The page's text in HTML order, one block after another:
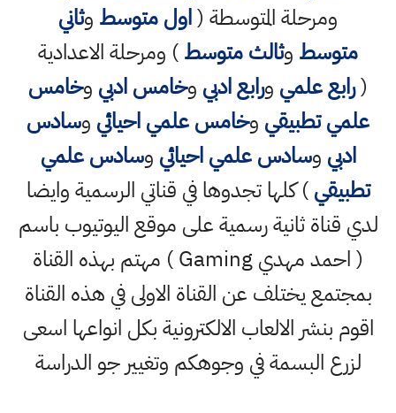
ومرحلة المتوسطة (اول متوسط وثاني
متوسط وثالث متوسط) ومرحلة الاعدادية
(رابع علمي ورابع ادبي وخامس ادبي وخامس
علمي تطبيقي وخامس علمي احيائي وسادس
ادبي وسادس علمي احيائي وسادس علمي
تطبيقي) كلها تجدوها في قناتي الرسمية وايضا
لدي قناة ثانية رسمية على موقع اليوتيوب باسم
( احمد مهدي Gaming ) مهتم بهذه القناة
بمجتمع يختلف عن القناة الاولى في هذه القناة
اقوم بنشر الالعاب الالكترونية بكل انواعها اسعى
لزرع البسمة في وجوهكم وتغيير جو الدراسة